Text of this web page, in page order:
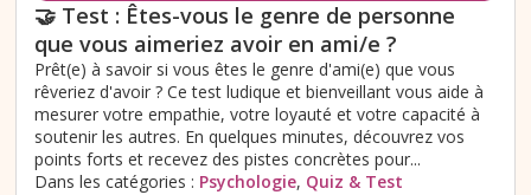
🤝 Test : Êtes-vous le genre de personne
que vous aimeriez avoir en ami/e ?
Prêt(e) à savoir si vous êtes le genre d'ami(e) que vous
rêveriez d'avoir ? Ce test ludique et bienveillant vous aide à
mesurer votre empathie, votre loyauté et votre capacité à
soutenir les autres. En quelques minutes, découvrez vos
points forts et recevez des pistes concrètes pour...
Dans les catégories : Psychologie, Quiz & Test